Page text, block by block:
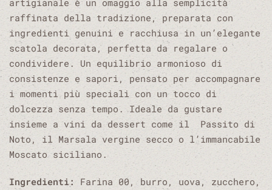
artigianale è un omaggio alla semplicità
raffinata della tradizione, preparata con
ingredienti genuini e racchiusa in un’elegante
scatola decorata, perfetta da regalare o
condividere. Un equilibrio armonioso di
consistenze e sapori, pensato per accompagnare
i momenti più speciali con un tocco di
dolcezza senza tempo. Ideale da gustare
insieme a vini da dessert come il Passito di
Noto, il Marsala vergine secco o l’immancabile
Moscato siciliano.
Ingredienti: Farina 00, burro, uova, zucchero,